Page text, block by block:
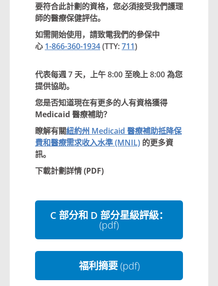
要符合此計劃的資格，您必須接受我們護理
師的醫療保健評估。
如需開始使用，請致電我們的參保中
心 1-866-360-1934(TTY:711)
代表每週 7 天，上午 8:00 至晚上 8:00 為您
提供協助。
您是否知道現在有更多的人有資格獲得
Medicaid 醫療補助？
瞭解有關紐約州 Medicaid 醫療補助抵降保
費和醫療需求收入水準 (MNIL) 的更多資
訊。
下載計劃詳情 (PDF)
C 部分和 D 部分星級評級：
福利摘要